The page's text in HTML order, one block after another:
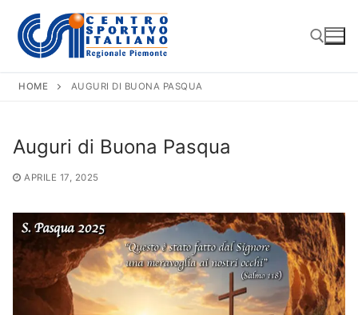
contenuto
HOME AUGURI DI BUONA PASQUA
Auguri di Buona Pasqua
APRILE 17, 2025